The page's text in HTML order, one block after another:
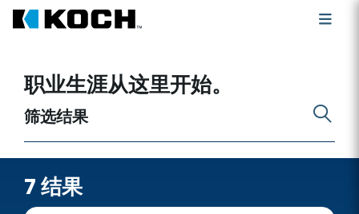
职业生涯从这里开始。
筛选结果
7 结果